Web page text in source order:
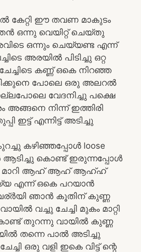
കേറ്റി ഈ തവണ മാകുടം
ഞൻ ഒന്നു വെയിറ്റ് ചെയ്തു
ഒന്നും ചെയ്യണ്ട എന്ന്
അരയിൽ പിടിച്ചു ഒറ്റ
കണ്ണ് ഒകെ നിറഞ്ഞ
പോലെ ഒരു അലറൽ
വേദനിച്ചു പക്ഷെ
നിന്ന് ഇത്തിരി
ഇട്ട് എന്നിട്ട് അടിച്ചു
കഴിഞ്ഞപ്പോൾ loose
കൊണ്ട് ഇരുന്നപ്പോൾ
മാറി ആഹ് ആഹ് ആഹ്ഹ്
എന്ന് ഒകെ പറയാൻ
ഞാൻ കൂതിന് കുണ്ണ
വച്ചു ചേച്ചി മുകം മാറ്റി
തുറന്നു വായിൽ കുണ്ണ
തന്നെ പാൽ അടിച്ചു
ഒരു വളി ഇകെ വിട്ട് ന്റെ